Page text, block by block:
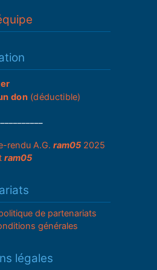
don(déductible)
rendu A.G. ram052025
ram05
de partenariats
générales
légales